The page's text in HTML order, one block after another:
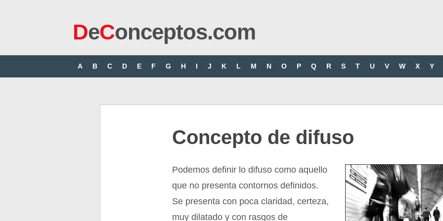
DeConceptos.com
A B C D E F G H I J K L M N O P Q R S T U V W X Y
Concepto de difuso
Podemos definir lo difuso como aquello
que no presenta contornos definidos.
Se presenta con poca claridad, certeza,
muy dilatado y con rasgos de